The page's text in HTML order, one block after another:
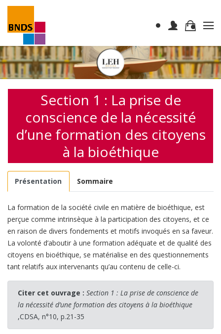
Section 1 : La prise de
conscience de la nécessité
d’une formation des citoyens
à la bioéthique
Présentation Sommaire
La formation de la société civile en matière de bioéthique, est
perçue comme intrinsèque à la participation des citoyens, et ce
en raison de divers fondements et motifs invoqués en sa faveur.
La volonté d’aboutir à une formation adéquate et de qualité des
citoyens en bioéthique, se matérialise en des questionnements
tant relatifs aux intervenants qu’au contenu de celle-ci.
Citer cet ouvrage : Section 1 : La prise de conscience de
la nécessité d’une formation des citoyens à la bioéthique
,CDSA, n°10, p.21-35